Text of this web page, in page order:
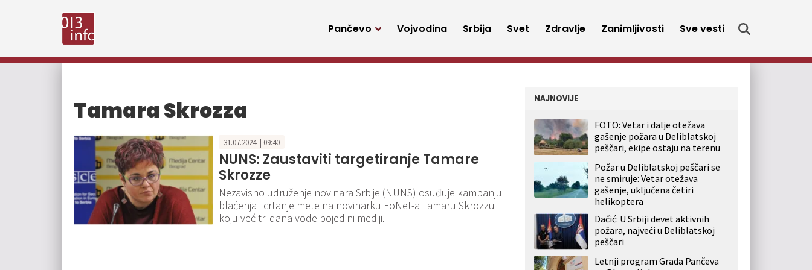
Pančevo Vojvodina Srbija Svet Zdravlje Zanimljivosti Sve vesti
Tamara Skrozza
31.07.2024. | 09:40
NUNS: Zaustaviti targetiranje Tamare
Skrozze
Nezavisno udruženje novinara Srbije (NUNS) osuđuje kampanju
blaćenja i crtanje mete na novinarku FoNet-a Tamaru Skrozzu
koju već tri dana vode pojedini mediji.
NAJNOVIJE
FOTO: Vetar i dalje otežava
gašenje požara u Deliblatskoj
peščari, ekipe ostaju na terenu
Požar u Deliblatskoj peščari se
ne smiruje: Vetar otežava
gašenje, uključena četiri
helikoptera
Dačić: U Srbiji devet aktivnih
požara, najveći u Deliblatskoj
peščari
Letnji program Grada Pančeva